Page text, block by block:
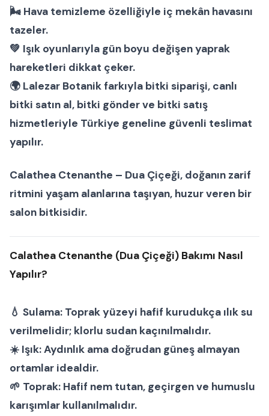
🌬 Hava temizleme özelliğiyle iç mekân havasını
tazeler.
💚 Işık oyunlarıyla gün boyu değişen yaprak
hareketleri dikkat çeker.
🌍 Lalezar Botanikfarkıyla bitki siparişi, canlı
bitki satın al, bitki gönderve bitki satış
hizmetleriyle Türkiye geneline güvenli teslimat
yapılır.
Calathea Ctenanthe – Dua Çiçeği, doğanın zarif
ritmini yaşam alanlarına taşıyan, huzur veren bir
salon bitkisidir.
Calathea Ctenanthe (Dua Çiçeği) Bakımı Nasıl
Yapılır?
💧 Sulama: Toprak yüzeyi hafif kurudukça ılık su
verilmelidir; klorlu sudan kaçınılmalıdır.
☀️ Işık:Aydınlık ama doğrudan güneş almayan
ortamlar idealdir.
🌱 Toprak: Hafif nem tutan, geçirgen ve humuslu
karışımlar kullanılmalıdır.